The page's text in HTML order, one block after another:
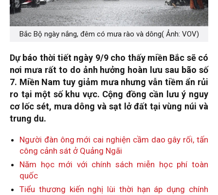
Bắc Bộ ngày nắng, đêm có mưa rào và dông( Ảnh: VOV)
Dự báo thời tiết ngày 9/9 cho thấy miền Bắc sẽ có
nơi mưa rất to do ảnh hưởng hoàn lưu sau bão số
7. Miền Nam tuy giảm mưa nhưng vẫn tiềm ẩn rủi
ro tại một số khu vực. Cộng đồng cần lưu ý nguy
cơ lốc sét, mưa dông và sạt lở đất tại vùng núi và
trung du.
Người đàn ông mới cai nghiện cầm dao gây rối, tấn
công cảnh sát ở Quảng Ngãi
Năm học mới với chính sách miễn học phí toàn
quốc
Tiểu thương kiến nghị lùi thời hạn áp dụng chính